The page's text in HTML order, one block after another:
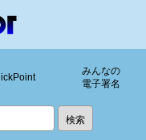
みんなの
電子署名